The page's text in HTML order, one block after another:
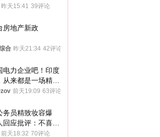
，待修改后印发
昨天15:41 39评论
房地产新政
合 昨天21:34 42评论
电力企业吧！印度
从来都是一场精准
前天19:09 63评论
务员精致妆容爆
应批评：不喜欢
前天18:32 70评论